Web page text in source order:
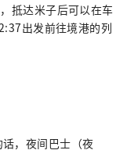
抵达米子后可以在车
出发前往境港的列
，夜间巴士（夜